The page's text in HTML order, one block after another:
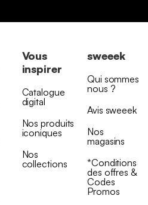
Vous
inspirer
Catalogue
digital
Nos produits
iconiques
Nos
collections
sweeek
Qui sommes
nous ?
Avis sweeek
Nos
magasins
*Conditions
des offres &
Codes
Promos